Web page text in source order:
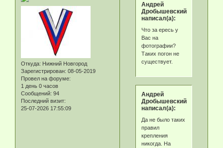
Откуда: Нижний Новгород
Зарегистрирован: 08-05-2019
Провел на форуме:
1 день 0 часов
Сообщений: 94
Последний визит:
25-07-2026 17:55:09
Андрей
Дробышевский
написал(а):
Что за ересь у
Вас на
фотографии?
Таких погон не
существует.
Андрей
Дробышевский
написал(а):
Да не было таких
правил
крепления
никогда. На